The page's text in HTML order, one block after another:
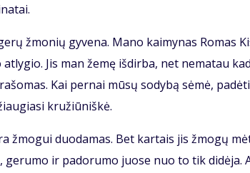
žmo­nių gy­ve­na. Ma­no kai­my­nas Ro­mas
Jis man že­mę iš­dir­ba, net ne­ma­tau
Kai per­nai mū­sų so­dy­bą sė­mė,
kru­žiū­niš­kė.
žmo­gui duo­da­mas. Bet kar­tais jis žmo­gų
ge­ru­mo ir pa­do­ru­mo juo­se nuo to tik di­dė­ja.